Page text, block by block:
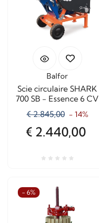
Balfor
Scie circulaire SHARK
700 SB - Essence 6 CV
€ 2.845,00 - 14%
€ 2.440,00
- 6%